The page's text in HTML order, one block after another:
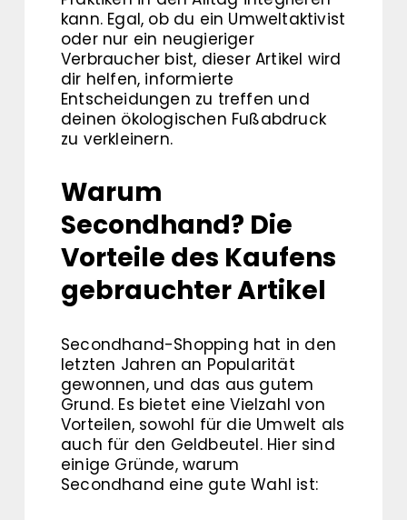
kann. Egal, ob du ein Umweltaktivist
oder nur ein neugieriger
Verbraucher bist, dieser Artikel wird
dir helfen, informierte
Entscheidungen zu treffen und
deinen ökologischen Fußabdruck
zu verkleinern.
Warum
Secondhand? Die
Vorteile des Kaufens
gebrauchter Artikel
Secondhand-Shopping hat in den
letzten Jahren an Popularität
gewonnen, und das aus gutem
Grund. Es bietet eine Vielzahl von
Vorteilen, sowohl für die Umwelt als
auch für den Geldbeutel. Hier sind
einige Gründe, warum
Secondhand eine gute Wahl ist: